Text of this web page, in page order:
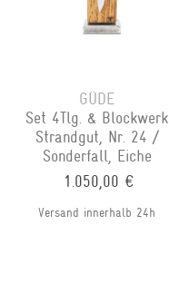
GÜDE
Set 4Tlg. & Blockwerk
Strandgut, Nr. 24 /
Sonderfall, Eiche
1.050,00 €
Versand innerhalb 24h